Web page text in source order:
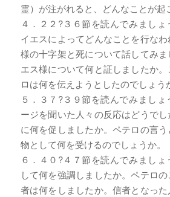
霊）が注がれると、どんなことが起
４．２２?３６節を読んでみましょ
イエスによってどんなことを行な
様の十字架と死について話してみ
エス様について何と証しましたか
ロは何を伝えようとしたのでしょう
５．３７?３９節を読んでみまし
ージを聞いた人々の反応はどうで
に何を促しましたか。ペテロの言
物として何を受けるのでしょうか。
６．４０?４７節を読んでみまし
して何を強調しましたか。ペテロ
者は何をしましたか。信者となっ